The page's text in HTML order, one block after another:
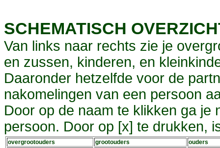
SCHEMATISCH
Van links naar rechts zie je
en zussen, kinderen, en
Daaronder hetzelfde voor de
nakomelingen van een persoon
Door op de naam te klikken ga je
persoon. Door op [x] te drukken,
overgrootouders grootouders
ouders